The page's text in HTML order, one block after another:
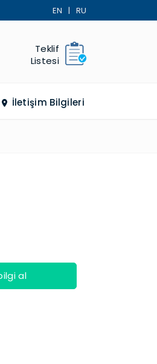
EN | RU
Teklif
Listesi
İletişim Bilgileri
al